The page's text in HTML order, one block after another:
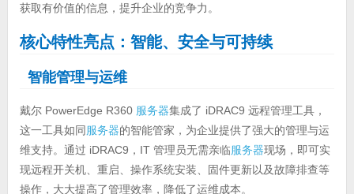
获取有价值的信息，提升企业的竞争力。
核心特性亮点：智能、安全与可持续
智能管理与运维
戴尔 PowerEdge R360 服务器集成了 iDRAC9 远程管理工具，
这一工具如同服务器的智能管家，为企业提供了强大的管理与运
维支持。通过 iDRAC9，IT 管理员无需亲临服务器现场，即可实
现远程开关机、重启、操作系统安装、固件更新以及故障排查等
操作，大大提高了管理效率，降低了运维成本。